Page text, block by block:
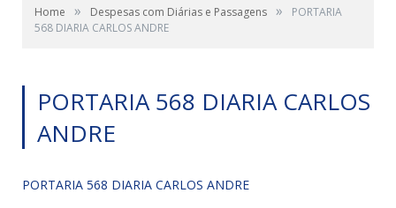
Home » Despesas com Diárias e Passagens »
PORTARIA
568 DIARIA CARLOS ANDRE
PORTARIA 568 DIARIA CARLOS
ANDRE
PORTARIA 568 DIARIA CARLOS ANDRE